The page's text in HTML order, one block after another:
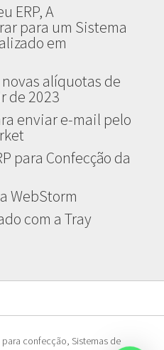
ERP, A
para um Sistema
em
alíquotas de
de 2023
enviar e-mail pelo
para Confecção da
WebStorm
com a Tray
para confecção, Sistemas de